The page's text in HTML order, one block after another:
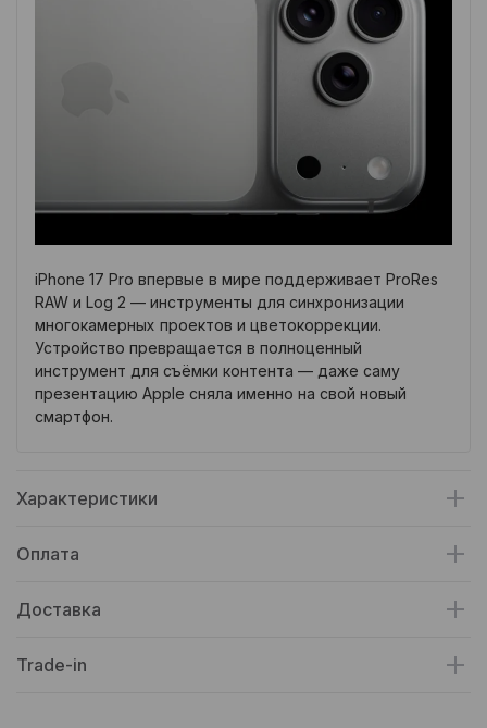
iPhone 17 Pro впервые в мире поддерживает ProRes
RAW и Log 2 — инструменты для синхронизации
многокамерных проектов и цветокоррекции.
Устройство превращается в полноценный
инструмент для съёмки контента — даже саму
презентацию Apple сняла именно на свой новый
смартфон.
Характеристики
Оплата
Доставка
Trade-in